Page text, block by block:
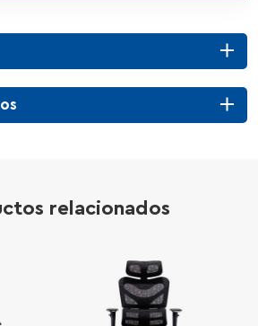
relacionados